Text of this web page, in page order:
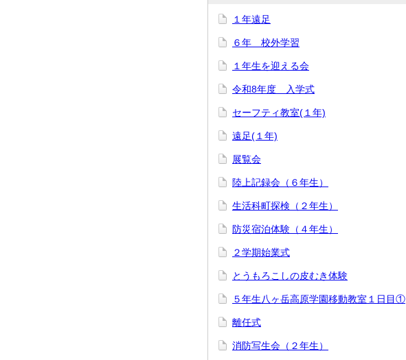
１年遠足
６年 校外学習
１年生を迎える会
令和8年度 入学式
セーフティ教室(１年)
遠足(１年)
展覧会
陸上記録会（６年生）
生活科町探検（２年生）
防災宿泊体験（４年生）
２学期始業式
とうもろこしの皮むき体験
５年生八ヶ岳高原学園移動教室１日目①
離任式
消防写生会（２年生）